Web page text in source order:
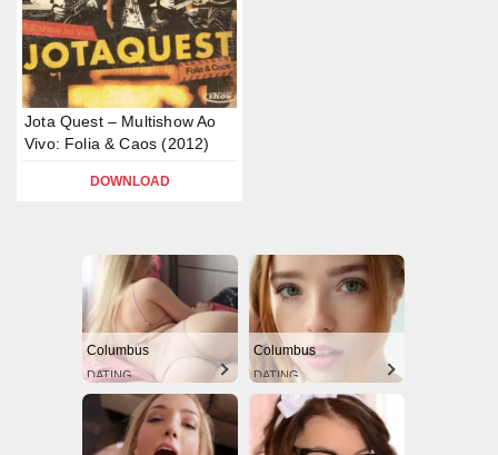
Jota Quest – Multishow Ao
Vivo: Folia & Caos (2012)
DOWNLOAD
Columbus
DATING
Columbus
DATING